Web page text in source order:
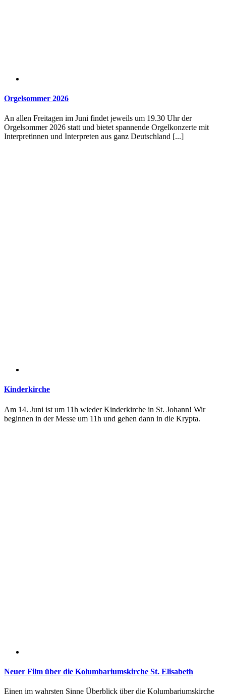
Orgelsommer 2026
An allen Freitagen im Juni findet jeweils um 19.30 Uhr der
Orgelsommer 2026 statt und bietet spannende Orgelkonzerte mit
Interpretinnen und Interpreten aus ganz Deutschland [...]
Kinderkirche
Am 14. Juni ist um 11h wieder Kinderkirche in St. Johann! Wir
beginnen in der Messe um 11h und gehen dann in die Krypta.
Neuer Film über die Kolumbariumskirche St. Elisabeth
Einen im wahrsten Sinne Überblick über die Kolumbariumskirche